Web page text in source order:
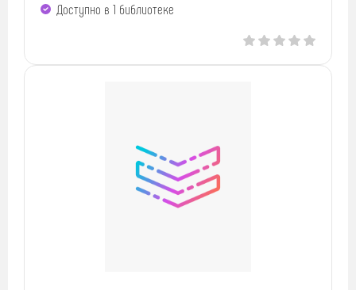
Доступно в 1 библиотекe